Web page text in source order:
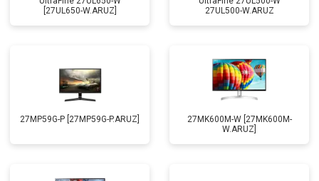
[27UL650-W.ARUZ]
27UL500-W.ARUZ
27MP59G-P [27MP59G-P.ARUZ]
27MK600M-W [27MK600M-
W.ARUZ]